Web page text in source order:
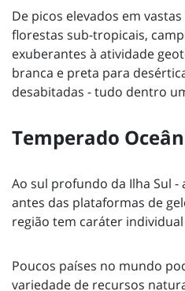
De picos elevados em
florestas sub-tropicais,
exuberantes à atividade
branca e preta para
desabitadas - tudo dentro
Temperado
Ao sul profundo da Ilha Sul
antes das plataformas de
região tem caráter
Poucos países no mundo
variedade de recursos